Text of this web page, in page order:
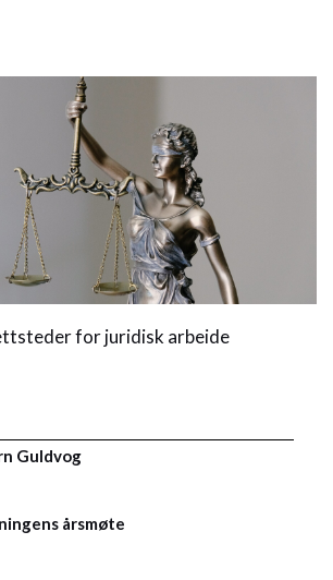
Guldvog
årsmøte
for juridisk arbeide